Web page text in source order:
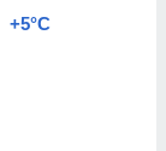
+5°C